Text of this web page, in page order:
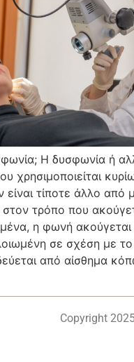
Η δυσφωνία ή
χρησιμοποιείται
είναι τίποτε άλλο από
στον τρόπο που
η φωνή
σε σχέση με το
από αίσθημα
Copyright